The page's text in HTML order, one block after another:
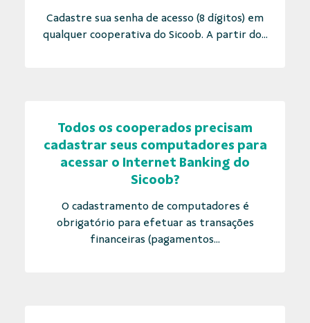
Cadastre sua senha de acesso (8 dígitos) em
qualquer cooperativa do Sicoob. A partir do...
Todos os cooperados precisam
cadastrar seus computadores para
acessar o Internet Banking do
Sicoob?
O cadastramento de computadores é
obrigatório para efetuar as transações
financeiras (pagamentos...